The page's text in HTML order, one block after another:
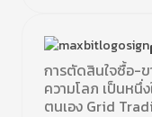
การตัดสินใจซื้อ-
ความโลภ เป็นหนึ่
ตนเอง Grid